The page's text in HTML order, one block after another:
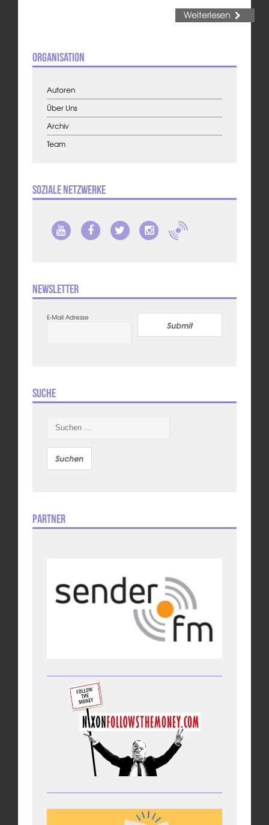
Weiterlesen
Organisation
Autoren
Über Uns
Archiv
Team
Soziale Netzwerke
Newsletter
E-Mail Adresse
Submit
Suche
nach:
Partner